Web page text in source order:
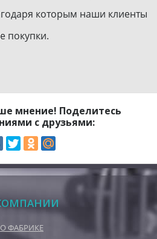
которым наши клиенты
покупки.
мнение! Поделитесь
с друзьями:
О ФАБРИКЕ